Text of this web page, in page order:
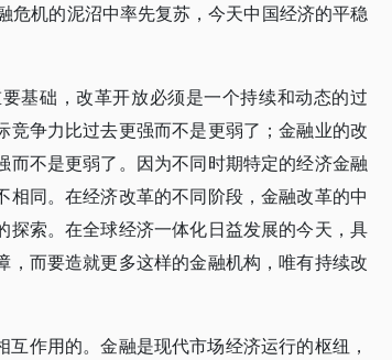
危机的泥沼中率先复苏，今天中国经济的平稳
基础，改革开放必须是一个持续和动态的过
争力比过去更强而不是更弱了；金融业的改
不是更弱了。因为不同时期特定的经济金融
同。在经济改革的不同阶段，金融改革的中
索。在全球经济一体化日益发展的今天，具
而要造就更多这样的金融机构，唯有持续改
作用的。金融是现代市场经济运行的枢纽，